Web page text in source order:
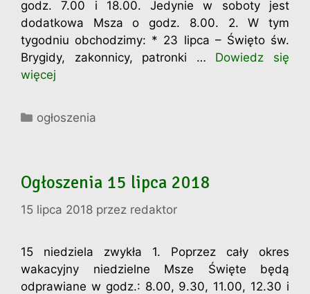
godz. 7.00 i 18.00. Jedynie w soboty jest
dodatkowa Msza o godz. 8.00. 2. W tym
tygodniu obchodzimy: * 23 lipca – Święto św.
Brygidy, zakonnicy, patronki … Dowiedz się
więcej
Kategorie
ogłoszenia
Ogłoszenia 15 lipca 2018
15 lipca 2018 przez redaktor
15 niedziela zwykła 1. Poprzez cały okres
wakacyjny niedzielne Msze Święte będą
odprawiane w godz.: 8.00, 9.30, 11.00, 12.30 i